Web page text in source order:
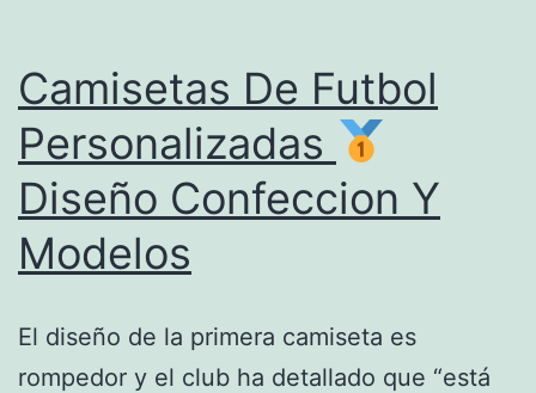
Camisetas De Futbol
Personalizadas
Diseño Confeccion Y
Modelos
El diseño de la primera camiseta es
rompedor y el club ha detallado que “está